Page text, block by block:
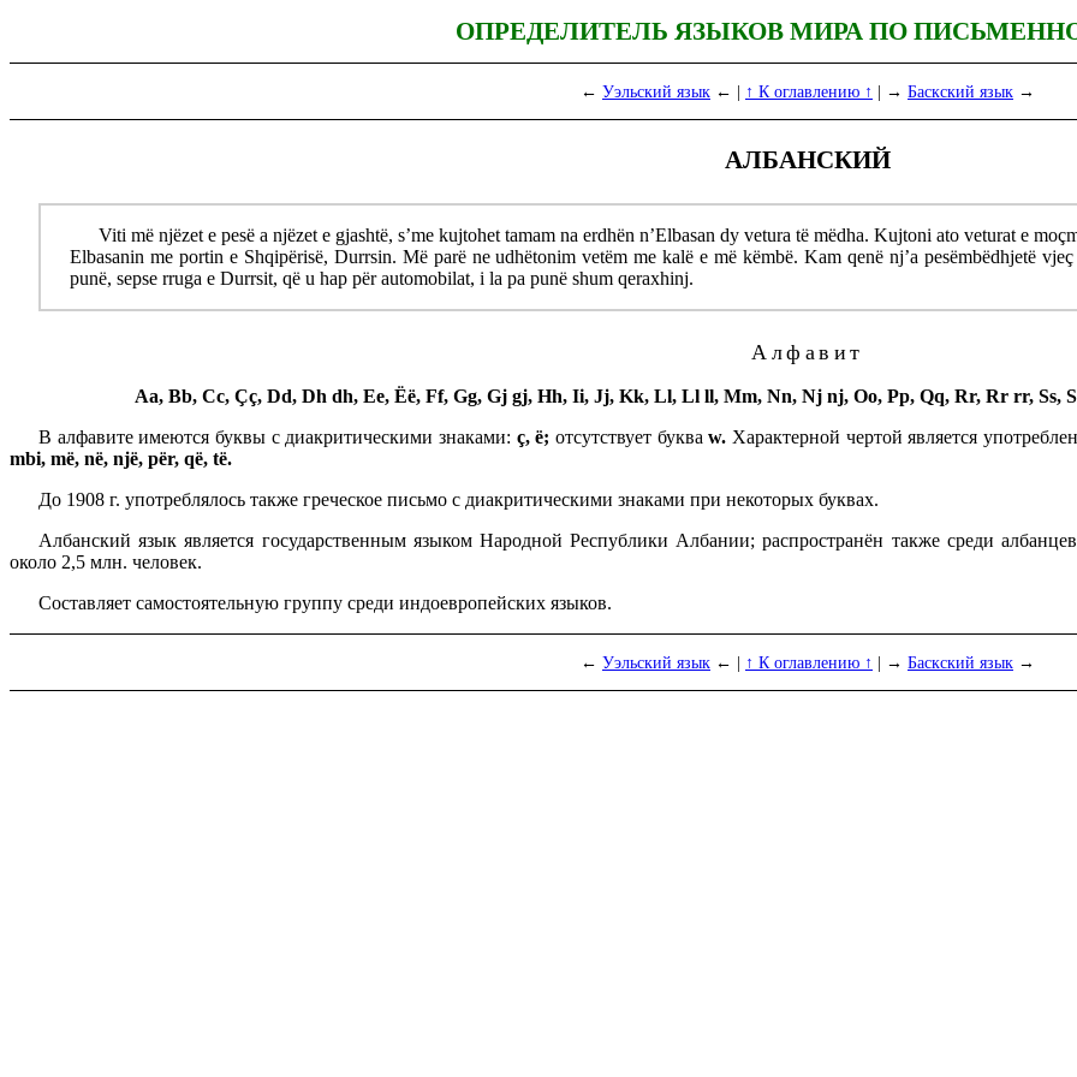
ОПРЕДЕЛИТЕЛЬ ЯЗЫКОВ МИРА ПО
← Уэльский язык ← | ↑ К оглавлению ↑ | → Баскский язык →
АЛБАНСКИЙ
Viti më njëzet e pesë a njëzet e gjashtë, s’me kujtohet tamam na erdhën n’Elbasan dy vetura të mëdha. Kujtoni ato veturat e
Elbasanin me portin e Shqipërisë, Durrsin. Më parë ne udhëtonim vetëm me kalë e më këmbë. Kam qenë nj’a pesëmbëdhjetë
punë, sepse rruga e Durrsit, që u hap për automobilat, i la pa punë shum qeraxhinj.
Алфавит
Aa, Bb, Cc, Çç, Dd, Dh dh, Ee, Ëë, Ff, Gg, Gj gj, Hh, Ii, Jj, Kk, Ll, Ll ll, Mm, Nn, Nj nj, Oo, Pp, Qq, Rr, Rr rr, Ss,
В алфавите имеются буквы с диакритическими знаками: ç, ë; отсутствует букваw. Харак­тер­ной чертой является
mbi, më, në, një, për, që, të.
До 1908 г. употреблялось также греческое письмо с диакритическими знаками при неко­то­рых буквах.
Албанский язык является государственным языком Народной Республики Албании; распро­стра­нён также среди
около 2,5 млн. человек.
Составляет самостоятельную группу среди индоевропейских языков.
← Уэльский язык ← | ↑ К оглавлению ↑ | → Баскский язык →